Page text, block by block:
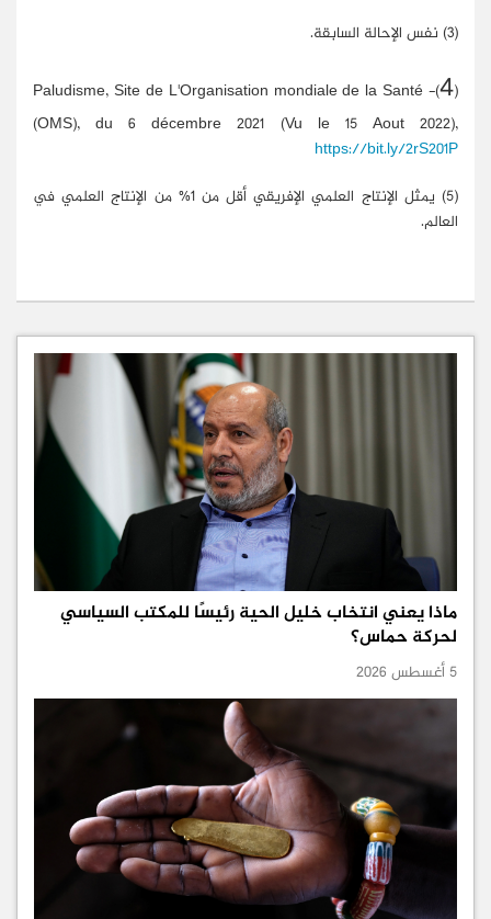
(3) نفس الإحالة السابقة.
(
4
)
- Paludisme, Site de L'Organisation mondiale de la Santé
(OMS), du 6 décembre 2021 (Vu le 15 Aout 2022),
https://bit.ly/2rS201P
(5)
يمثل الإنتاج العلمي الإفريقي أقل من 1% من الإنتاج العلمي في
العالم.
ماذا يعني انتخاب خليل الحية رئيسًا للمكتب السياسي
لحركة حماس؟
5 أغسطس 2026